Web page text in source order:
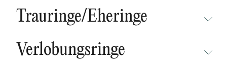
Trauringe/Eheringe
NEUHEITEN
Verlobungsringe